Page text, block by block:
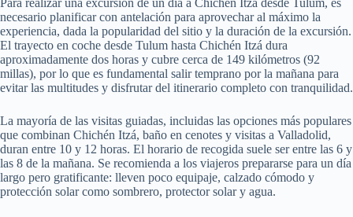
Para realizar una excursión de un día a Chichén Itzá desde Tulum, es
necesario planificar con antelación para aprovechar al máximo la
experiencia, dada la popularidad del sitio y la duración de la excursión.
El trayecto en coche desde Tulum hasta Chichén Itzá dura
aproximadamente dos horas y cubre cerca de 149 kilómetros (92
millas), por lo que es fundamental salir temprano por la mañana para
evitar las multitudes y disfrutar del itinerario completo con tranquilidad.
La mayoría de las visitas guiadas, incluidas las opciones más populares
que combinan Chichén Itzá, baño en cenotes y visitas a Valladolid,
duran entre 10 y 12 horas. El horario de recogida suele ser entre las 6 y
las 8 de la mañana. Se recomienda a los viajeros prepararse para un día
largo pero gratificante: lleven poco equipaje, calzado cómodo y
protección solar como sombrero, protector solar y agua.